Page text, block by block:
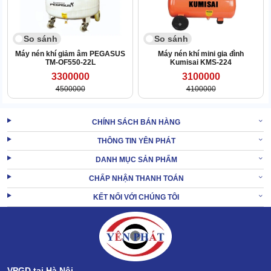
Do đó, nếu thấy có sự cố bất thường, máy sẽ tự ngắt để bảo vệ
chính nó và người sử dụng.
Mức giá niêm yết không thể hợp lý hơn
So sánh
Máy nén khí giảm âm PEGASUS
TM-OF550-22L
3300000
4500000
So sánh
Máy nén khí mini gia đình
Kumisai KMS-224
3100000
4100000
CHÍNH SÁCH BÁN HÀNG
THÔNG TIN YÊN PHÁT
DANH MỤC SẢN PHẨM
CHẤP NHẬN THANH TOÁN
KẾT NỐI VỚI CHÚNG TÔI